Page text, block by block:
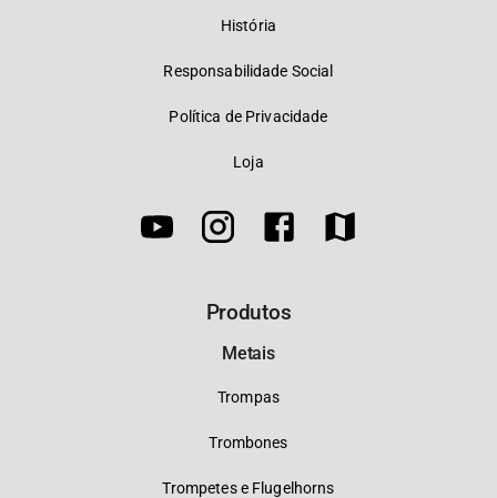
História
Responsabilidade Social
Política de Privacidade
Loja
Produtos
Metais
Trompas
Trombones
Trompetes e Flugelhorns